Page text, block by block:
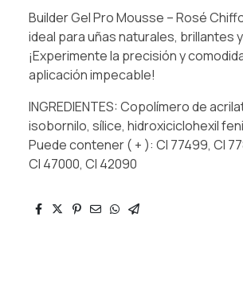
Builder Gel Pro Mousse – Rosé
ideal para uñas naturales, brillantes
¡Experimente la precisión y
aplicación impecable!
INGREDIENTES: Copolímero de
isobornilo, sílice, hidroxiciclohexil
Puede contener ( + ): CI 77499, CI
CI 47000, CI 42090